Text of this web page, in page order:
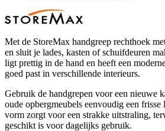
Met de StoreMax handgreep rechthoek
en sluit je lades, kasten of schuifdeuren
ligt prettig in de hand en heeft een
goed past in verschillende interieurs.
Gebruik de handgrepen voor een nieuwe
oude opbergmeubels eenvoudig een
vorm zorgt voor een strakke uitstraling,
geschikt is voor dagelijks gebruik.